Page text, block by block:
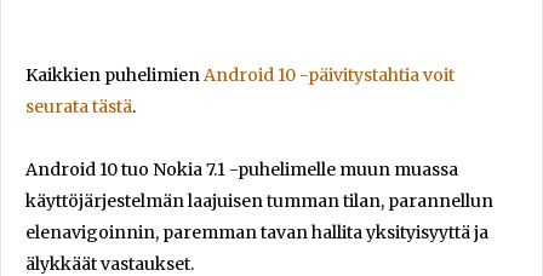
Kaikkien puhelimienAndroid 10 -päivitystahtia voit
seurata tästä.
Android 10 tuo Nokia 7.1 -puhelimelle muun muassa
käyttöjärjestelmän laajuisen tumman tilan, parannellun
elenavigoinnin, paremman tavan hallita yksityisyyttä ja
älykkäät vastaukset.